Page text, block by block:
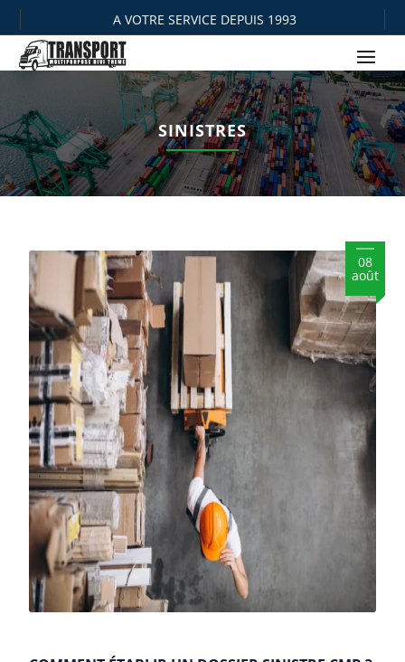
A VOTRE SERVICE DEPUIS 1993
SINISTRES
08
août